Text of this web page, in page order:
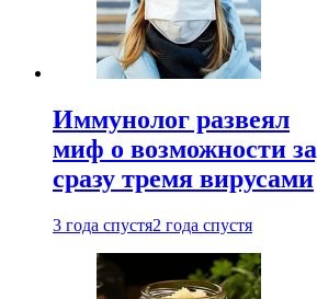
Иммунолог развеял
миф о возможности
сразу тремя вирусами
3 года спустя2 года спустя